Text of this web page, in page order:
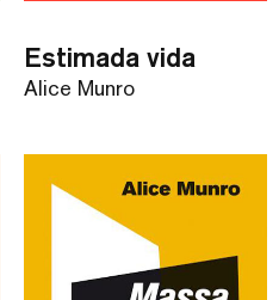
Estimada vida
Alice Munro